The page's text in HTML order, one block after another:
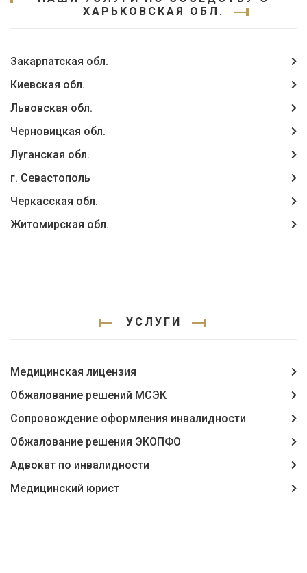
ХАРЬКОВСКАЯ ОБЛ.
Закарпатская обл.
Киевская обл.
Львовская обл.
Черновицкая обл.
Луганская обл.
г. Севастополь
Черкасская обл.
Житомирская обл.
УСЛУГИ
Медицинская лицензия
Обжалование решений МСЭК
Сопровождение оформления инвалидности
Обжалование решения ЭКОПФО
Адвокат по инвалидности
Медицинский юрист